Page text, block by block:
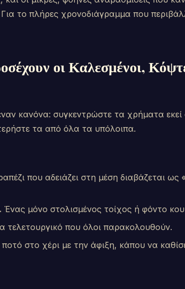
Για το πλήρες χρονοδιάγραμμα που
οι Καλεσμένοι,
κανόνα: συγκεντρώστε τα χρήματα
τα από όλα τα υπόλοιπα.
που αδειάζει στη μέση διαβάζεται
Ένας μόνο στολισμένος τοίχος ή φόντο
τελετουργικό που όλοι παρακολουθούν.
στο χέρι με την άφιξη, κάπου να